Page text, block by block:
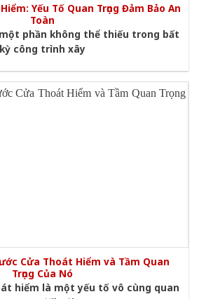
Yếu Tố Quan Trọng Đảm Bảo An
Toàn
phần không thể thiếu trong bất
kỳ công trình xây
Cửa Thoát Hiểm và Tầm Quan
Trọng Của Nó
hiểm là một yếu tố vô cùng quan